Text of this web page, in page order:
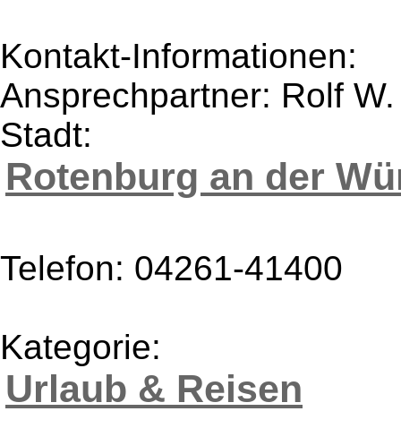
Kontakt-Informationen:
Ansprechpartner: Rolf
Stadt:
Rotenburg an der
Telefon: 04261-41400
Kategorie:
Urlaub & Reisen